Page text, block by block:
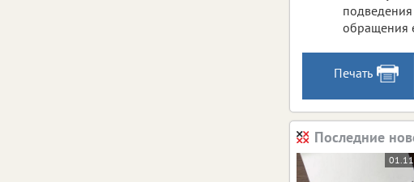
обращения
Печать
Последние